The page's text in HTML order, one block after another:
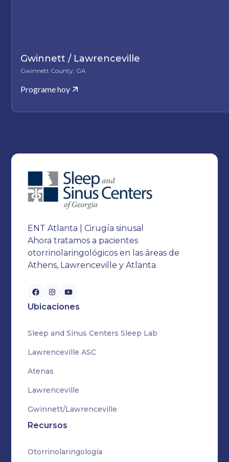
Gwinnett / Lawrenceville
Gwinnett County, GA
Programe hoy
ENT Atlanta | Cirugía sinusal
Ahora tratamos a pacientes
otorrinolaringológicos en las áreas de
Athens, Lawrenceville y Atlanta
Ubicaciones
Sleep and Sinus Centers Sleep Lab
Lawrenceville ASC
Atenas
Lawrenceville
Gwinnett/Lawrenceville
Recursos
Otorrinolaringología